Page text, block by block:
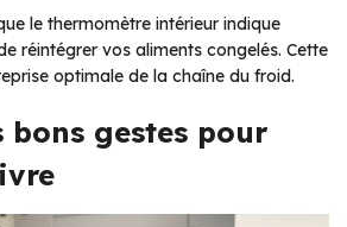
le thermomètre intérieur indique
réintégrer vos aliments congelés. Cette
optimale de la chaîne du froid.
bons gestes pour